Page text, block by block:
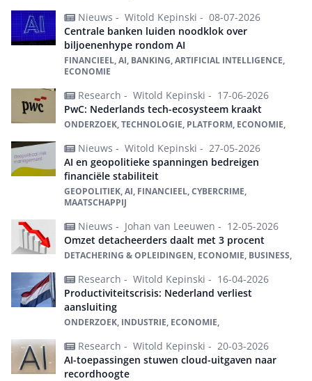
Nieuws - Witold Kepinski - 08-07-2026
Centrale banken luiden noodklok over
biljoenenhype rondom AI
FINANCIEEL, AI, BANKING, ARTIFICIAL INTELLIGENCE,
ECONOMIE
Research - Witold Kepinski - 17-06-2026
PwC: Nederlands tech-ecosysteem kraakt
ONDERZOEK, TECHNOLOGIE, PLATFORM, ECONOMIE,
Nieuws - Witold Kepinski - 27-05-2026
AI en geopolitieke spanningen bedreigen
financiële stabiliteit
GEOPOLITIEK, AI, FINANCIEEL, CYBERCRIME,
MAATSCHAPPIJ
Nieuws - Johan van Leeuwen - 12-05-2026
Omzet detacheerders daalt met 3 procent
DETACHERING & OPLEIDINGEN, ECONOMIE, BUSINESS,
Research - Witold Kepinski - 16-04-2026
Productiviteitscrisis: Nederland verliest
aansluiting
ONDERZOEK, INDUSTRIE, ECONOMIE,
Research - Witold Kepinski - 20-03-2026
AI-toepassingen stuwen cloud-uitgaven naar
recordhoogte